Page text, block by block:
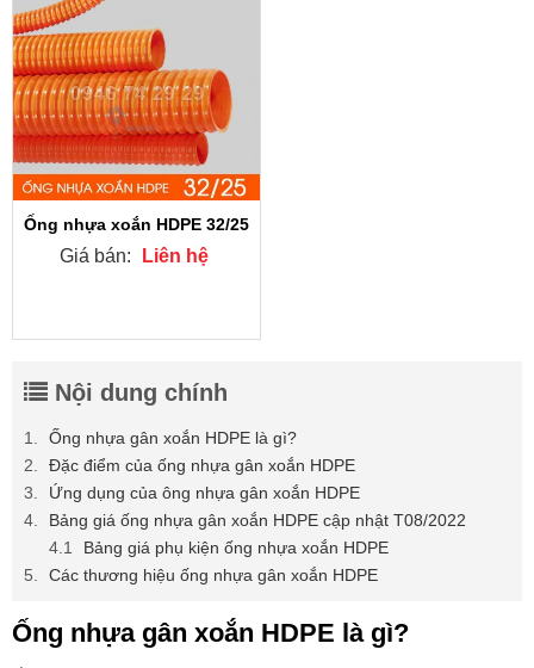
Ống nhựa xoắn HDPE 32/25
Giá bán: Liên hệ
Nội dung chính
Ống nhựa gân xoắn HDPE là gì?
Đặc điểm của ống nhựa gân xoắn HDPE
Ứng dụng của ông nhựa gân xoắn HDPE
Bảng giá ống nhựa gân xoắn HDPE cập nhật T08/2022
Bảng giá phụ kiện ống nhựa xoắn HDPE
Các thương hiệu ống nhựa gân xoắn HDPE
Ống nhựa gân xoắn HDPE là gì?